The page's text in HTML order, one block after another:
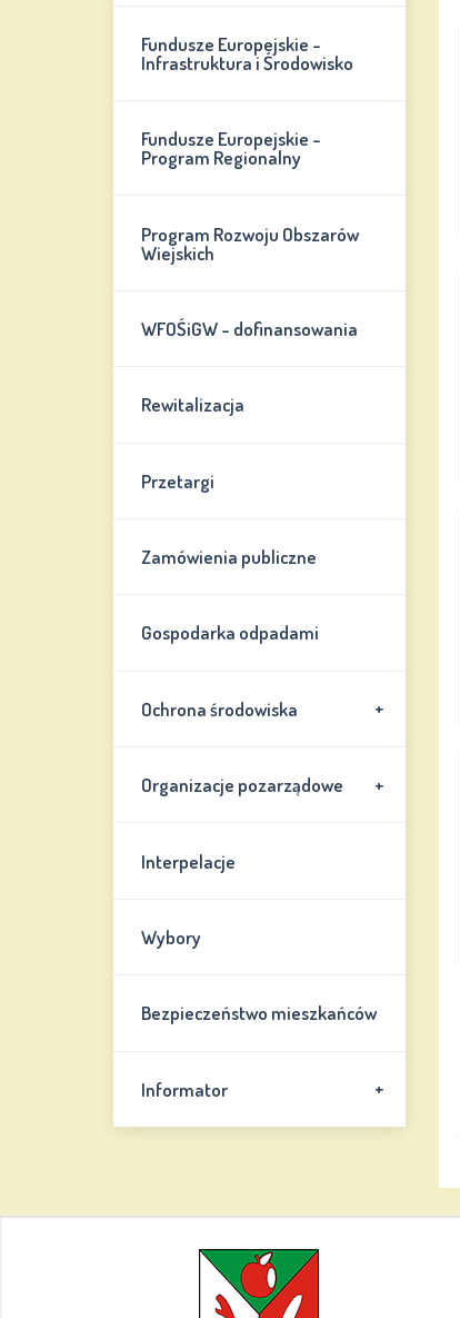
Fundusze Europejskie -
Infrastruktura i Środowisko
Fundusze Europejskie -
Program Regionalny
Program Rozwoju Obszarów
Wiejskich
WFOŚiGW - dofinansowania
Rewitalizacja
Przetargi
Zamówienia publiczne
Gospodarka odpadami
+
Ochrona środowiska
+
Organizacje pozarządowe
Interpelacje
Wybory
Bezpieczeństwo mieszkańców
+
Informator